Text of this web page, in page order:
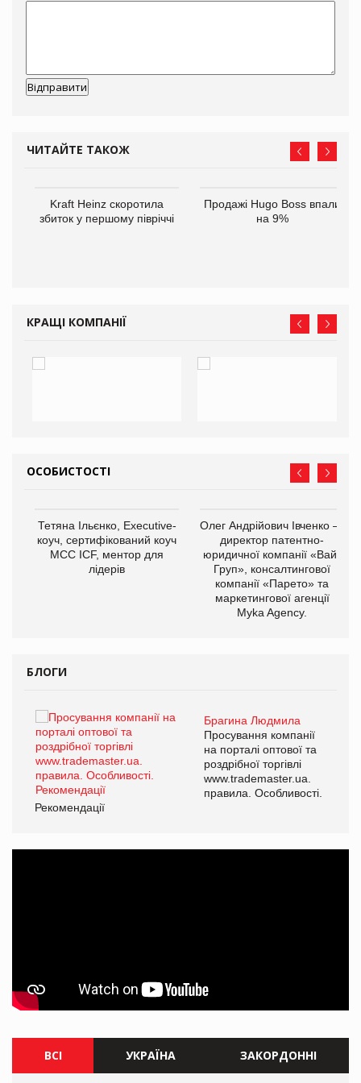
ЧИТАЙТЕ ТАКОЖ
Kraft Heinz скоротила
збиток у першому півріччі
Продажі Hugo Boss впали
на 9%
КРАЩІ КОМПАНІЇ
ОСОБИСТОСТІ
Тетяна Ільєнко, Executive-
коуч, сертифікований коуч
МСС ICF, ментор для
лідерів
Олег Андрійович Івченко —
директор патентно-
юридичної компанії «Вайз
Груп», консалтингової
компанії «Парето» та
маркетингової агенції
Myka Agency.
БЛОГИ
Брагина Людмила
Просування компанії
на порталі оптової та
роздрібної торгівлі
www.trademaster.ua.
правила. Особливості.
Рекомендації
ВСІ УКРАЇНА ЗАКОРДОННІ